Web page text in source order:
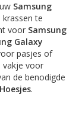
Samsung
te
voor Samsung
Galaxy
pasjes of
vakje voor
de benodigde
Hoesjes.